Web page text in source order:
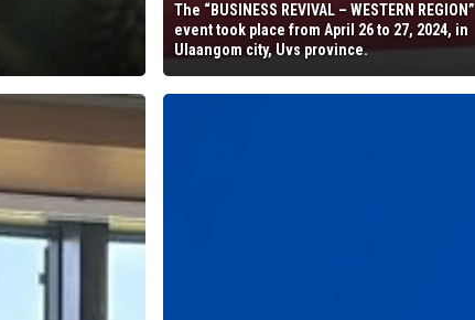
The “BUSINESS REVIVAL – WESTERN REGION”
event took place from April 26 to 27, 2024, in
Ulaangom city, Uvs province.